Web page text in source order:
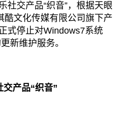
交产品“织音”，根据天眼
酷文化传媒有限公司旗下产
式停止对Windows7系统
新维护服务。
产品“织音”